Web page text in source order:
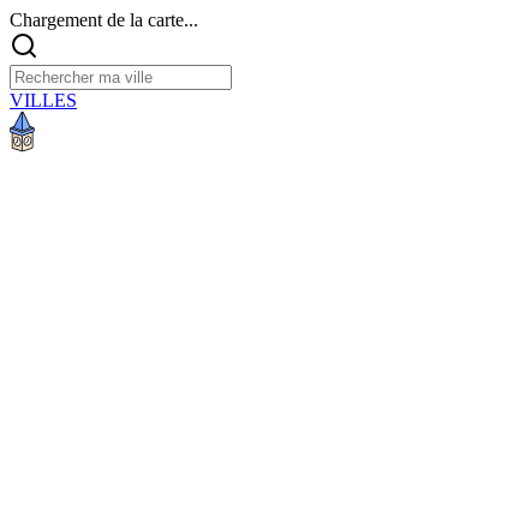
Chargement de la carte...
VILLES